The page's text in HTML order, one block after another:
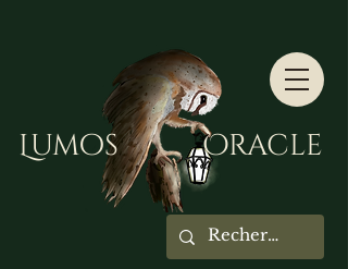
Lumos Oracle